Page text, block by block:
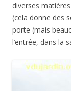
diverses
(cela donne des
porte (mais
l’entrée, dans la